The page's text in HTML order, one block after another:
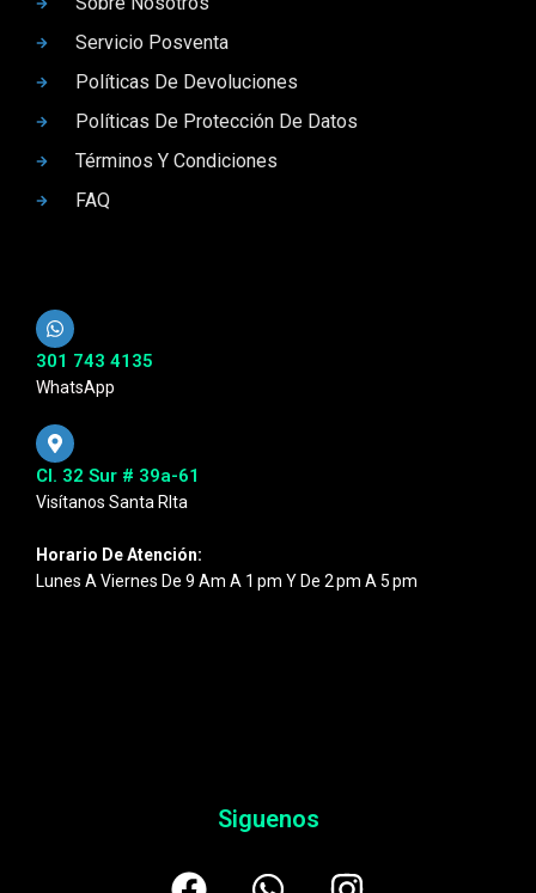
Servicio Posventa
Políticas De Devoluciones
Políticas De Protección De Datos
Términos Y Condiciones
FAQ
301 743 4135
WhatsApp
Cl. 32 Sur # 39a-61
Visítanos Santa RIta
Horario De Atención:
Lunes A Viernes De 9 Am A 1 Pm Y De 2 Pm A 5 Pm
Siguenos